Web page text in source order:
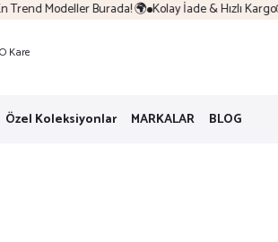
Modeller Burada! 🌍 Kolay İade & Hızlı Kargo📦
Özel Koleksiyonlar MARKALAR BLOG